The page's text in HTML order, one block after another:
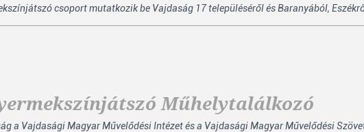
csoport mutatkozik be Vajdaság 17 településéről és Baranyából,
Műhelytalálkozó
a Vajdasági Magyar Művelődési Intézet és a Vajdasági Magyar Művelődési